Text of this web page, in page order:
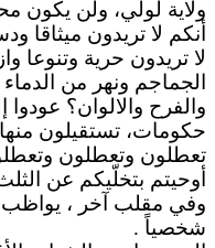
ولاية لولي، ولن يكون
أنكم لا تريدون ميثاقا
لا تريدون حرية وتنوعا
الجماجم ونهر من
والفرح والالوان؟ عودوا
حكومات، تستقيلون منها
تعطلون وتعطلون
أوحيتم بتخلّيكم عن
وفي مقلب آخر ، يواظب
شخصياً .